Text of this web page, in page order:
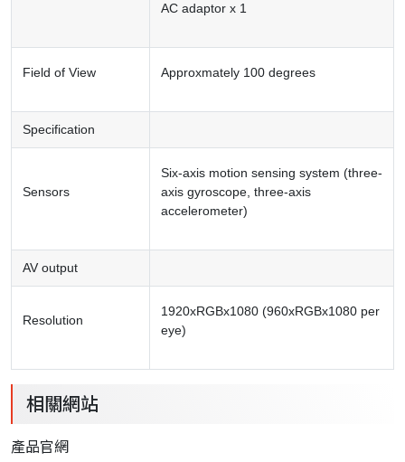
AC adaptor x 1
Field of View Approxmately 100 degrees
Specification
Sensors
Six-axis motion sensing system (three-
axis gyroscope, three-axis
accelerometer)
AV output
Resolution
1920xRGBx1080 (960xRGBx1080 per
eye)
相關網站
產品官網